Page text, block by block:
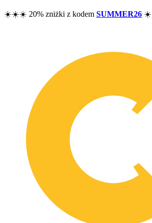
☀️☀️☀️ 20% zniżki z kodem SUMMER26
Zasoby
F.A.Q.
Analiza wyników
Tracker majątku
Alternatywa dla
Bezpieczeństwo i